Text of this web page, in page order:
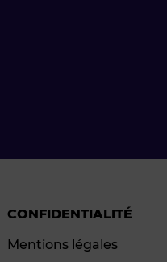
CONFIDENTIALITÉ
Mentions légales